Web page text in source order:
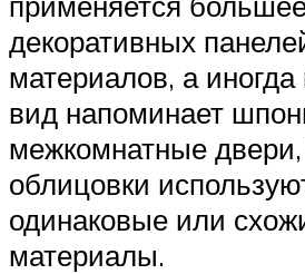
декоративных
материалов, а
вид напоминает
межкомнатные двери,
облицовки
одинаковые или
материалы.